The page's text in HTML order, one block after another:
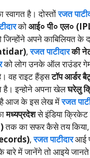
है। दोस्तोंरजत
कोआई० पी० एल०
अपने काबिलियत के
,रजत पाटीदारकी
को लोग उनके ऑल राउंडर
वह राइट हैंड्सटॉप आर्डर
इन्होने अपना खेलघरेलु
है आज के इस लेख मेंरजत
मध्यप्रदेशसे इंडिया क्रिकेट
तक का सफर कैसे तय
,रजत पाटीदारआई
बारे में जानेंगे तो आइये